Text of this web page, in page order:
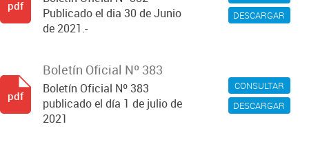
DESCARGAR
Publicado el dia 30 de Junio
de 2021.-
pdf
CONSULTAR
DESCARGAR
Boletín Oficial Nº 383
Boletín Oficial Nº 383
publicado el día 1 de julio de
2021
pdf